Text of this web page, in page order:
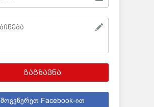
გაგზავნა
მოგვწერეთ Facebook-ით